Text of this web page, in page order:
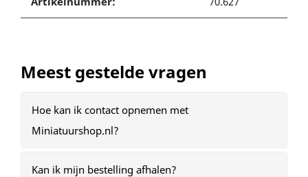
Meest gestelde vragen
Hoe kan ik contact opnemen met
Miniatuurshop.nl?
Kan ik mijn bestelling afhalen?